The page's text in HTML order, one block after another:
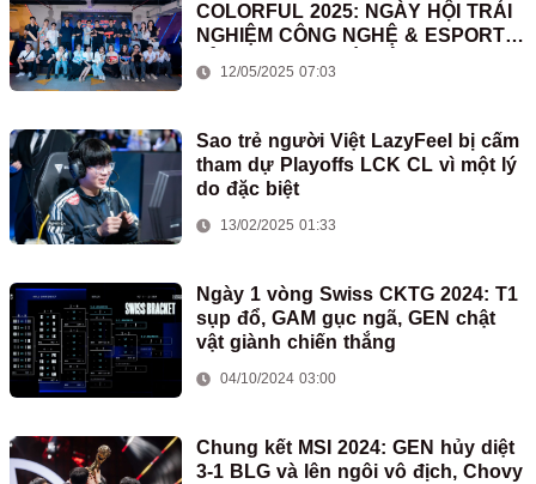
COLORFUL 2025: NGÀY HỘI TRẢI
NGHIỆM CÔNG NGHỆ & ESPORTS
ĐỈNH CAO TẠI HÀ NỘI
12/05/2025 07:03
Sao trẻ người Việt LazyFeel bị cấm
tham dự Playoffs LCK CL vì một lý
do đặc biệt
13/02/2025 01:33
Ngày 1 vòng Swiss CKTG 2024: T1
sụp đổ, GAM gục ngã, GEN chật
vật giành chiến thắng
04/10/2024 03:00
Chung kết MSI 2024: GEN hủy diệt
3-1 BLG và lên ngôi vô địch, Chovy